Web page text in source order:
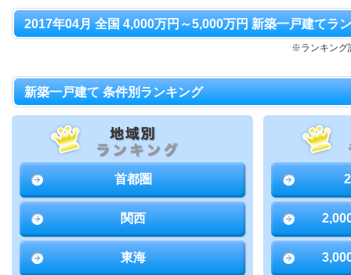
2017年04月 全国 4,000万円～5,000万円 新築一戸建てラ
※ランキング
新築一戸建て 条件別ランキング
首都圏
関西
東海